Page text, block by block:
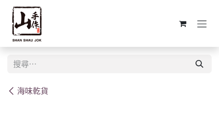
跳至內容
海味乾貨